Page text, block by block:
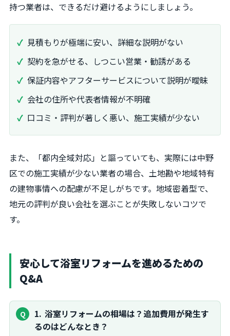
持つ業者は、できるだけ避けるようにしましょう。
見積もりが極端に安い、詳細な説明がない
契約を急がせる、しつこい営業・勧誘がある
保証内容やアフターサービスについて説明が曖昧
会社の住所や代表者情報が不明確
口コミ・評判が著しく悪い、施工実績が少ない
また、「都内全域対応」と謳っていても、実際には中野
区での施工実績が少ない業者の場合、土地勘や地域特有
の建物事情への配慮が不足しがちです。地域密着型で、
地元の評判が良い会社を選ぶことが失敗しないコツで
す。
安心して浴室リフォームを進めるための
Q&A
1 浴室リフォームの相場は？追加費用が発生す
るのはどんなとき？